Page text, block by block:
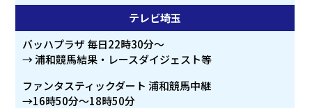
テレビ埼玉
バッハプラザ 毎日22時30分〜
→ 浦和競馬結果・レースダイジェスト等
ファンタスティックダート 浦和競馬中継
→16時50分～18時50分